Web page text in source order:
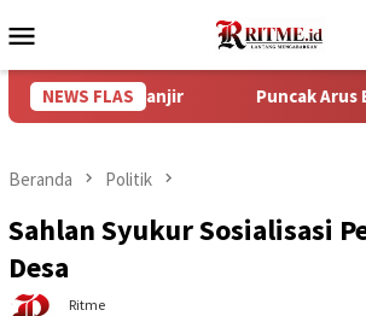
ke
Mobile
NEWS FLAS
Banjir Puncak Arus Balik
Beranda Politik
Sahlan Syukur Sosialisasi
Desa
Ritme